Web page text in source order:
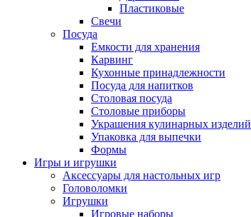
Пластиковые
Свечи
Посуда
Емкости для хранения
Карвинг
Кухонные принадлежности
Посуда для напитков
Столовая посуда
Столовые приборы
Украшения кулинарных изделий
Упаковка для выпечки
Формы
Игры и игрушки
Аксессуары для настольных игр
Головоломки
Игрушки
Игровые наборы